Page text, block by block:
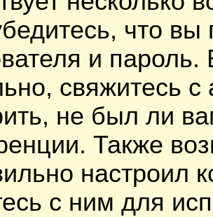
что
и
свяжитесь
не был ли
Также
настроил
с ним для